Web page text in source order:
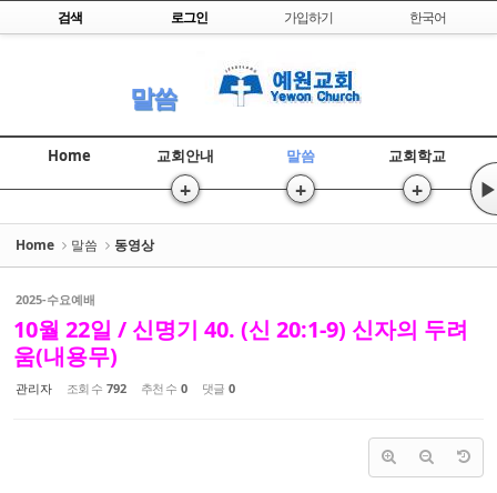
Skip to content
검색 로그인 가입하기 한국어
말씀
Home 교회안내
+
말씀
+
교회학교
+ ▶
Home 말씀 동영상
2025-수요예배
10월 22일 / 신명기 40. (신 20:1-9) 신자의 두려
움(내용무)
관리자 조회 수 792 추천 수 0 댓글 0
Sketchbook5, 스케치북5
Sketchbook5, 스케치북5